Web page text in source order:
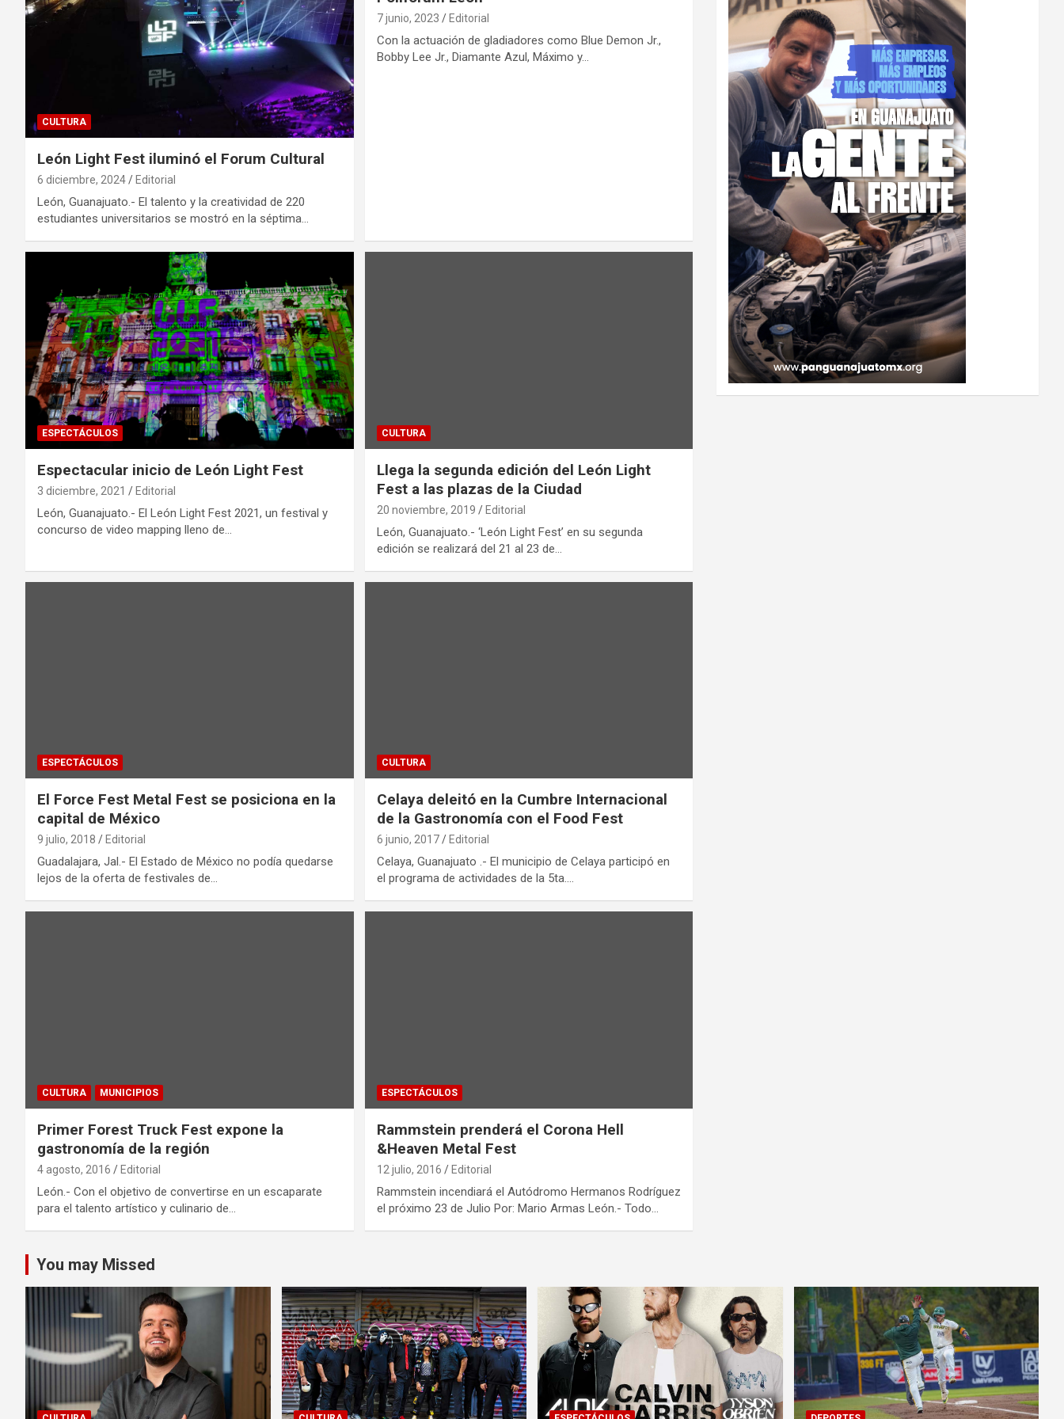
CULTURA
León Light Fest iluminó el Forum Cultural
6 diciembre, 2024 Editorial
León, Guanajuato.- El talento y la creatividad de 220
estudiantes universitarios se mostró en la séptima…
7 junio, 2023 Editorial
Con la actuación de gladiadores como Blue Demon Jr.,
Bobby Lee Jr., Diamante Azul, Máximo y…
ESPECTÁCULOS
Espectacular inicio de León Light Fest
3 diciembre, 2021 Editorial
León, Guanajuato.- El León Light Fest 2021, un festival y
concurso de video mapping lleno de…
CULTURA
Llega la segunda edición del León Light
Fest a las plazas de la Ciudad
20 noviembre, 2019 Editorial
León, Guanajuato.- ‘León Light Fest’ en su segunda
edición se realizará del 21 al 23 de…
ESPECTÁCULOS
El Force Fest Metal Fest se posiciona en la
capital de México
9 julio, 2018 Editorial
Guadalajara, Jal.- El Estado de México no podía quedarse
lejos de la oferta de festivales de…
CULTURA
Celaya deleitó en la Cumbre Internacional
de la Gastronomía con el Food Fest
6 junio, 2017 Editorial
Celaya, Guanajuato .- El municipio de Celaya participó en
el programa de actividades de la 5ta.…
CULTURA MUNICIPIOS
Primer Forest Truck Fest expone la
gastronomía de la región
4 agosto, 2016 Editorial
León.- Con el objetivo de convertirse en un escaparate
para el talento artístico y culinario de…
ESPECTÁCULOS
Rammstein prenderá el Corona Hell
&Heaven Metal Fest
12 julio, 2016 Editorial
Rammstein incendiará el Autódromo Hermanos Rodríguez
el próximo 23 de Julio Por: Mario Armas León.- Todo…
You may Missed